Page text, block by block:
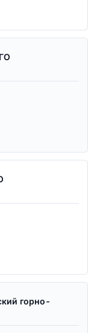
горно-